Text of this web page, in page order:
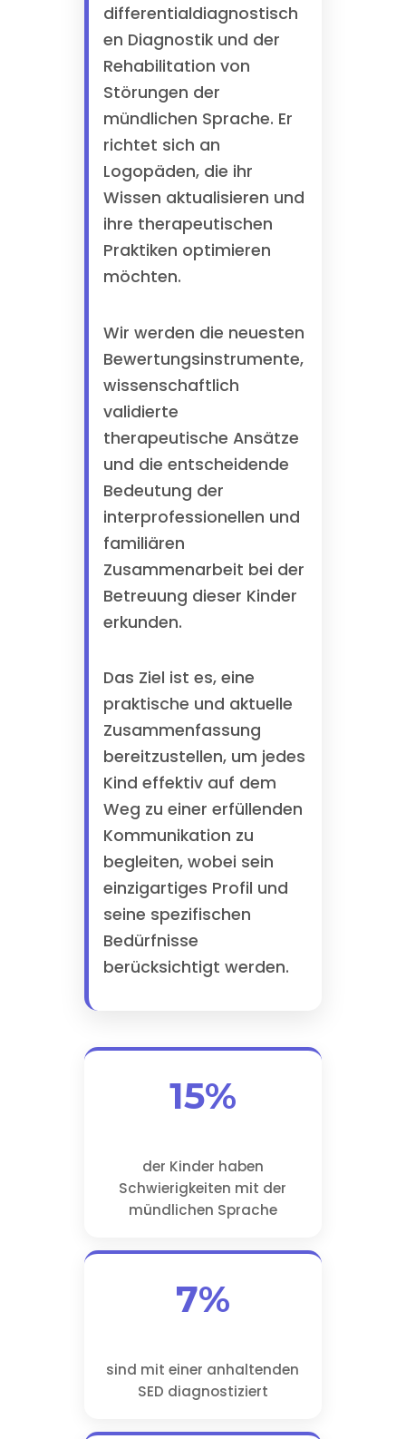
differentialdiagnostisch
en Diagnostik und der
Rehabilitation von
Störungen der
mündlichen Sprache. Er
richtet sich an
Logopäden, die ihr
Wissen aktualisieren und
ihre therapeutischen
Praktiken optimieren
möchten.
Wir werden die neuesten
Bewertungsinstrumente,
wissenschaftlich
validierte
therapeutische Ansätze
und die entscheidende
Bedeutung der
interprofessionellen und
familiären
Zusammenarbeit bei der
Betreuung dieser Kinder
erkunden.
Das Ziel ist es, eine
praktische und aktuelle
Zusammenfassung
bereitzustellen, um jedes
Kind effektiv auf dem
Weg zu einer erfüllenden
Kommunikation zu
begleiten, wobei sein
einzigartiges Profil und
seine spezifischen
Bedürfnisse
berücksichtigt werden.
15%
der Kinder haben
Schwierigkeiten mit der
mündlichen Sprache
7%
sind mit einer anhaltenden
SED diagnostiziert